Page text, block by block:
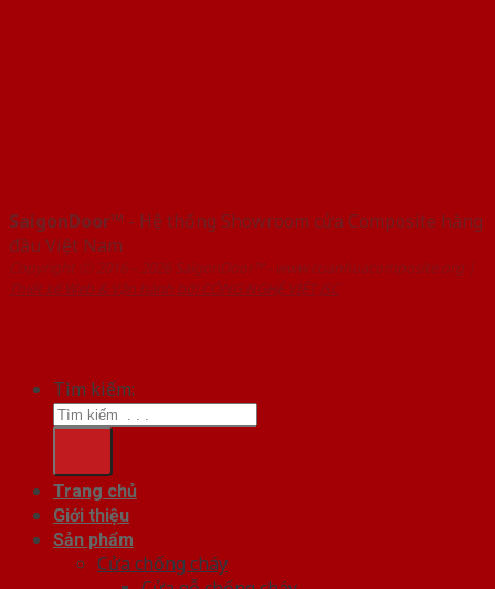
SaigonDoor™ - Hệ thống Showroom cửa Composite hàng
đầu Việt Nam
Copyright ⓒ 2016 – 2026 SaigonDoor™ - www.cuanhuacomposite.org |
Thiết kế Web & Vận hành bởi CÔNG NGHỆ VIỆT JSC
Tìm kiếm:
Trang chủ
Giới thiệu
Sản phẩm
Cửa chống cháy